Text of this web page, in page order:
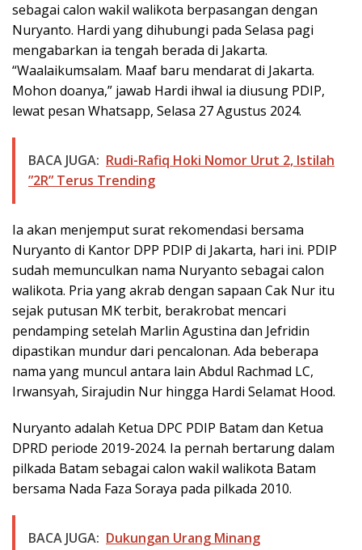
sebagai calon wakil walikota berpasangan dengan
Nuryanto. Hardi yang dihubungi pada Selasa pagi
mengabarkan ia tengah berada di Jakarta.
“Waalaikumsalam. Maaf baru mendarat di Jakarta.
Mohon doanya,” jawab Hardi ihwal ia diusung PDIP,
lewat pesan Whatsapp, Selasa 27 Agustus 2024.
BACA JUGA: Rudi-Rafiq Hoki Nomor Urut 2, Istilah
”2R” Terus Trending
Ia akan menjemput surat rekomendasi bersama
Nuryanto di Kantor DPP PDIP di Jakarta, hari ini. PDIP
sudah memunculkan nama Nuryanto sebagai calon
walikota. Pria yang akrab dengan sapaan Cak Nur itu
sejak putusan MK terbit, berakrobat mencari
pendamping setelah Marlin Agustina dan Jefridin
dipastikan mundur dari pencalonan. Ada beberapa
nama yang muncul antara lain Abdul Rachmad LC,
Irwansyah, Sirajudin Nur hingga Hardi Selamat Hood.
Nuryanto adalah Ketua DPC PDIP Batam dan Ketua
DPRD periode 2019-2024. Ia pernah bertarung dalam
pilkada Batam sebagai calon wakil walikota Batam
bersama Nada Faza Soraya pada pilkada 2010.
BACA JUGA: Dukungan Urang Minang